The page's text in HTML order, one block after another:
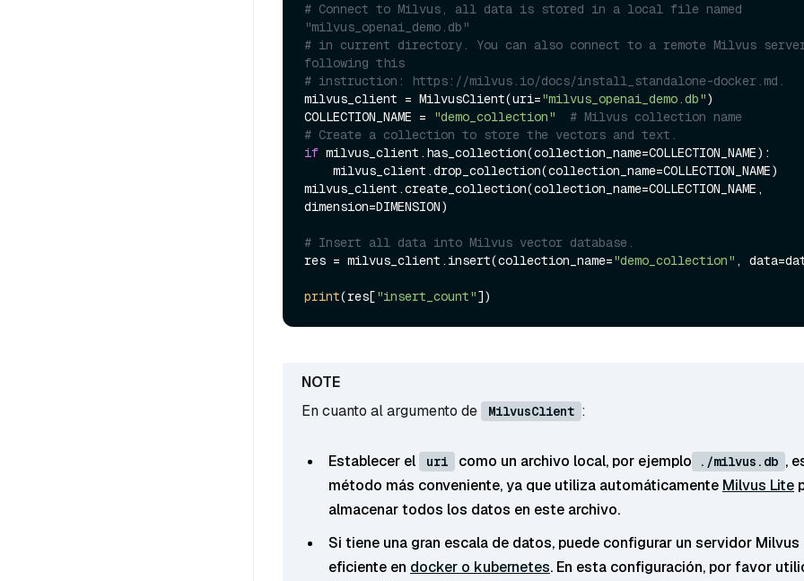
# Connect to Milvus, all data is stored in a local file named
"milvus_openai_demo.db"
# in current directory. You can also connect to a remote Milvus
following this
# instruction: https://milvus.io/docs/install_standalone-docker.md.
milvus_client = MilvusClient(uri="milvus_openai_demo.db")
COLLECTION_NAME =
"demo_collection"
# Milvus collection name
# Create a collection to store the vectors and text.
if milvus_client.has_collection(collection_name=COLLECTION_NAME):
milvus_client.create_collection(collection_name=COLLECTION_NAME,
dimension=DIMENSION)
# Insert all data into Milvus vector database.
res = milvus_client.insert(collection_name="demo_collection" ,
print(res["insert_count"
En cuanto al argumento de MilvusClient :
Establecer el uri como un archivo local, por ejemplo ./milvus.db ,
método más conveniente, ya que utiliza automáticamente Milvus Lite
almacenar todos los datos en este archivo.
Si tiene una gran escala de datos, puede configurar un servidor Milvus
eficiente en docker o kubernetes. En esta configuración, por favor